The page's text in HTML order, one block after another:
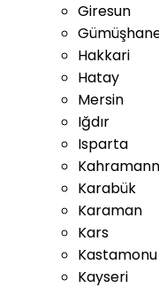
Giresun
Hakkari
Hatay
Mersin
Iğdır
Isparta
Karabük
Karaman
Kars
Kastamonu
Kayseri